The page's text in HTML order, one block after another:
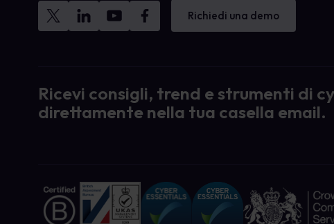
Richiedi una demo
Ricevi consigli, trend e strumenti di
direttamente nella tua casella email.